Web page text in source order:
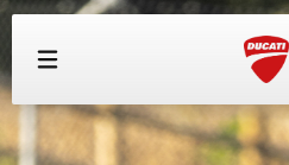
MODELE